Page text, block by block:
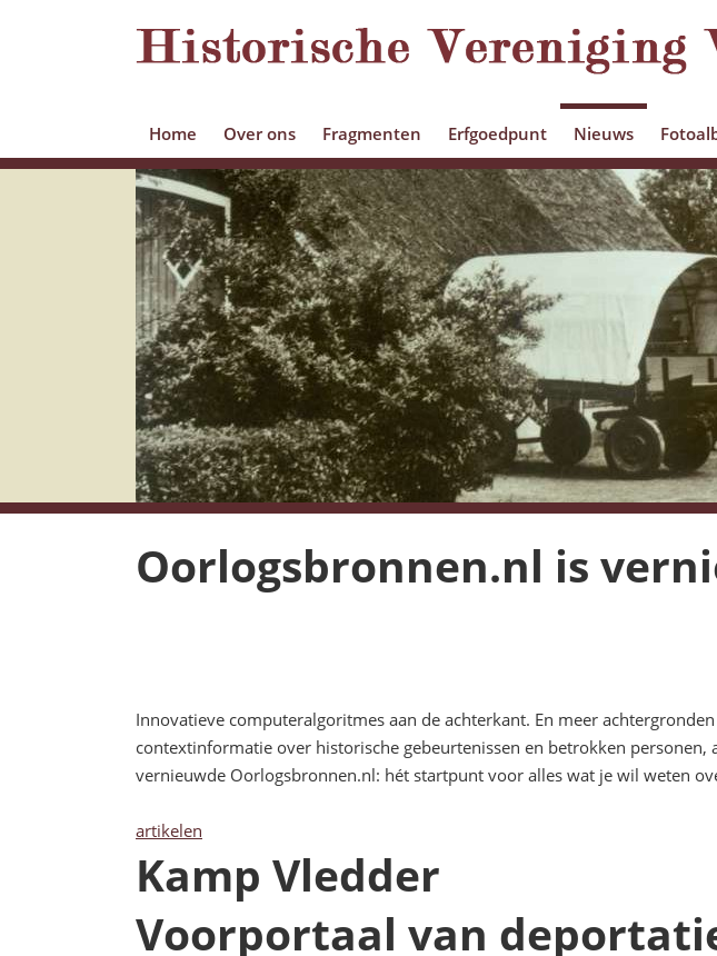
Home Over ons Fragmenten Erfgoedpunt Nieuws
Oorlogsbronnen.nl is
Innovatieve computeralgoritmes aan de achterkant. En meer
contextinformatie over historische gebeurtenissen en betrokken personen,
vernieuwde Oorlogsbronnen.nl: hét startpunt voor alles wat je wil weten
artikelen
Kamp Vledder
Voorportaal van